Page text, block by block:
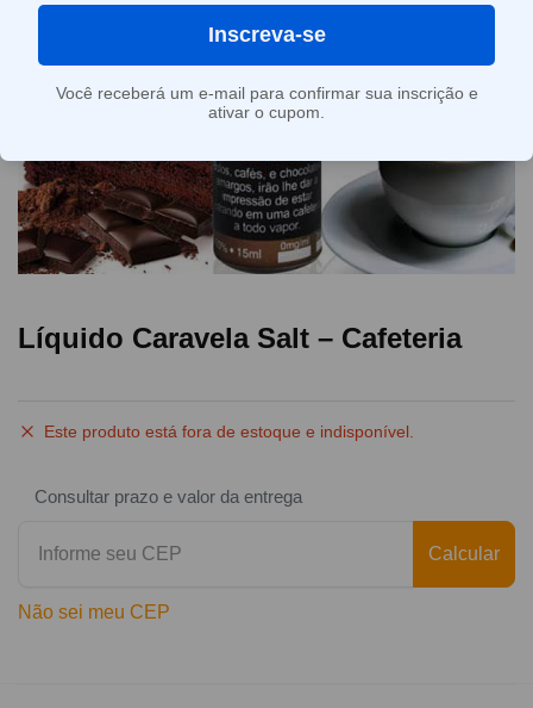
Líquido Caravela Salt – Cafeteria
Este produto está fora de estoque e indisponível.
Consultar prazo e valor da entrega
Calcular
Não sei meu CEP
Inscreva-se
Você receberá um e-mail para confirmar sua inscrição e
ativar o cupom.